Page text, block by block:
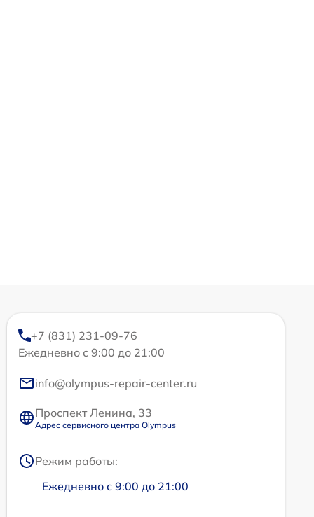
+7 (831) 231-09-76
Ежедневно с 9:00 до 21:00
info@olympus-repair-center.ru
Проспект Ленина, 33
Адрес сервисного центра Olympus
Режим работы:
Ежедневно с 9:00 до 21:00